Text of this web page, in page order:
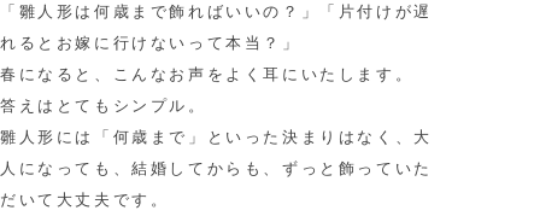
「雛人形は何歳まで飾ればいいの？」「片付けが遅
れるとお嫁に行けないって本当？」
春になると、こんなお声をよく耳にいたします。
答えはとてもシンプル。
雛人形には「何歳まで」といった決まりはなく、大
人になっても、結婚してからも、ずっと飾っていた
だいて大丈夫です。